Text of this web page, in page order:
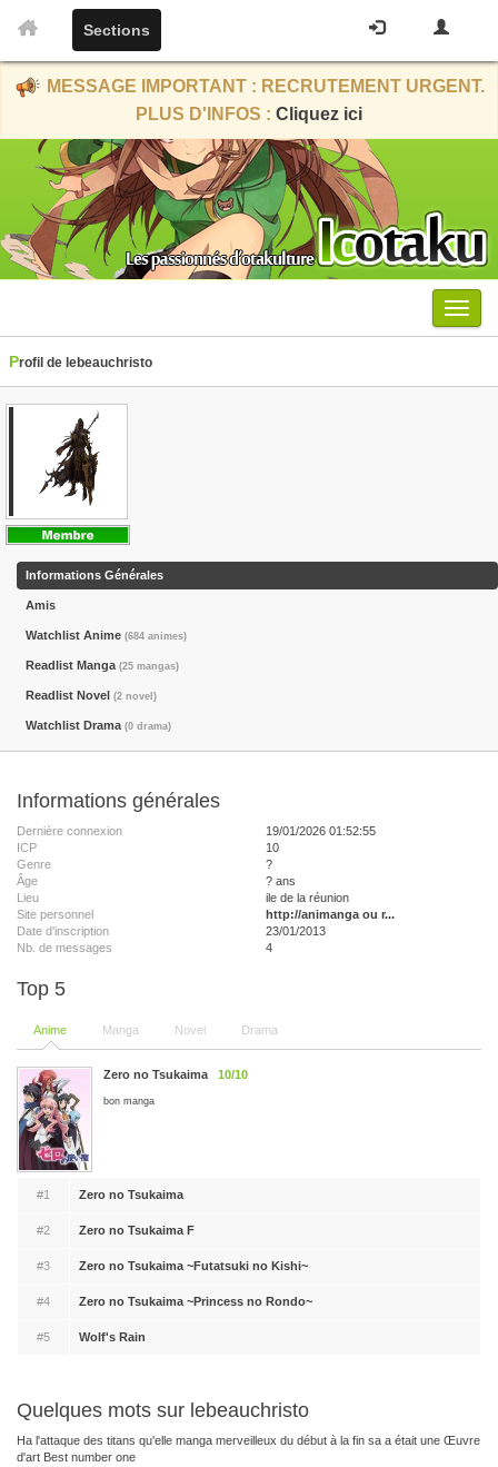
Sections
MESSAGE IMPORTANT : RECRUTEMENT URGENT.
PLUS D'INFOS : Cliquez ici
Menu
Profil de lebeauchristo
Informations Générales
Amis
Watchlist Anime (684 animes)
Readlist Manga (25 mangas)
Readlist Novel (2 novel)
Watchlist Drama (0 drama)
Informations générales
Dernière connexion
19/01/2026 01:52:55
ICP
10
Genre
?
Âge
? ans
Lieu
ile de la réunion
Site personnel
http://animanga ou r...
Date d'inscription
23/01/2013
Nb. de messages
4
Top 5
Anime Manga Novel Drama
Zero no Tsukaima 10/10
bon manga
#1 Zero no Tsukaima
#2 Zero no Tsukaima F
#3 Zero no Tsukaima ~Futatsuki no Kishi~
#4 Zero no Tsukaima ~Princess no Rondo~
#5 Wolf's Rain
Quelques mots sur lebeauchristo
Ha l'attaque des titans qu'elle manga merveilleux du début à la fin sa a était une Œuvre
d'art Best number one